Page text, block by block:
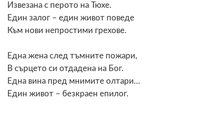
Извезана с перото на Тюхе.
Един залог – един живот поведе
Към нови непростими грехове.
Една жена след тъмните пожари,
В сърцето си отдадена на Бог.
Една вина пред мнимите олтари…
Един живот – безкраен епилог.